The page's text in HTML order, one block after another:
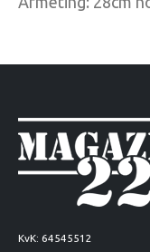
KvK: 64545512